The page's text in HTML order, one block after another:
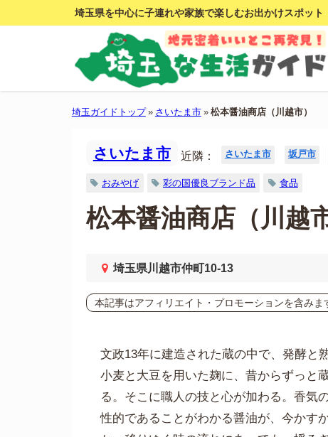
埼玉県を中心に子連れや家族で楽しむお出かけスポッ
埼玉ガイドトップ» さいたま市» 松本醤油商店（川越市）
さいたま市 近隣： さいたま市 坂戸市
おみやげ 彩の国優良ブランド品 食品
松本醤油商店（川越
埼玉県川越市仲町10-13
本記事はアフィリエイト・プロモーションを含みま
文政13年に建造された蔵の中で、発酵と
小麦と大豆を用いた麹に、昔からずっと
る。そこに職人の技と心が加わる。香気
性的であることがわかる醤油が、今かす